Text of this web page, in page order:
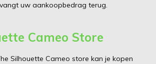
uw aankoopbedrag terug.
Cameo Store
Silhouette Cameo store kan je kopen